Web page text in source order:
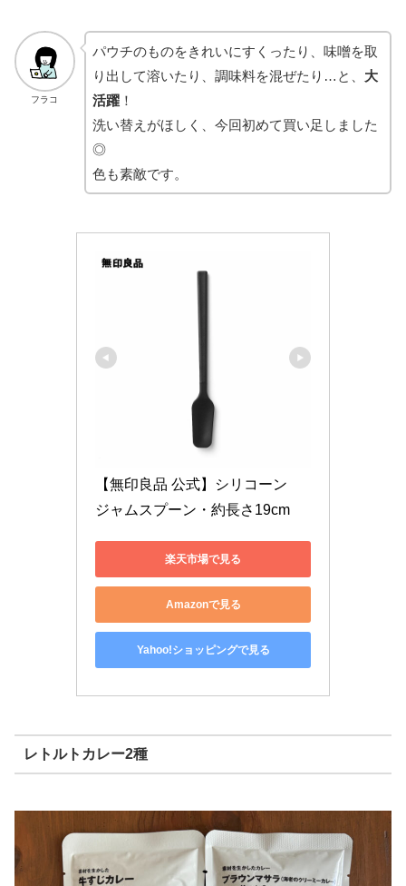
フラコ
パウチのものをきれいにすくったり、味噌を取
り出して溶いたり、調味料を混ぜたり…と、 大
活躍！
洗い替えがほしく、今回初めて買い足しました
◎
色も素敵です。
【無印良品 公式】シリコーン
ジャムスプーン・約長さ19cm
楽天市場で見る
Amazonで見る
Yahoo!ショッピングで見る
レトルトカレー2種